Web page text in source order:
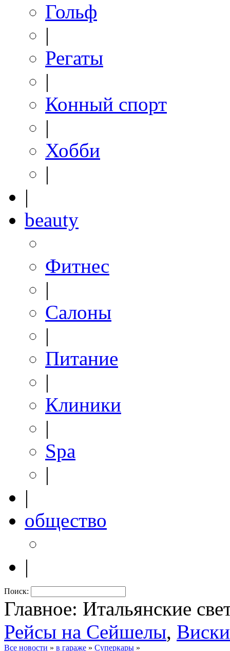
Гольф
|
Регаты
|
Конный спорт
|
Хобби
|
|
beauty
Фитнес
|
Салоны
|
Питание
|
Клиники
|
Spa
|
|
общество
|
Поиск:
Главное: Итальянские
Рейсы на Сейшелы,
Все новости » в гараже » Суперкары »